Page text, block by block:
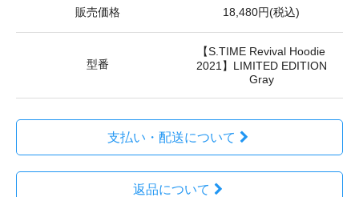
販売価格 18,480円(税込)
型番
【S.TIME Revival Hoodie
2021】LIMITED EDITION
Gray
支払い・配送について
返品について